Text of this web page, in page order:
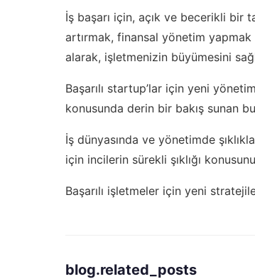
İş başarı için, açık ve becerikli bir
artırmak, finansal yönetim
alarak, işletmenizin büyümesini
Başarılı startup’lar için yeni
konusunda derin bir bakış sunan
İş dünyasında ve yönetimde
için incilerin sürekli şıklığı
Başarılı işletmeler için yeni
blog.related_posts